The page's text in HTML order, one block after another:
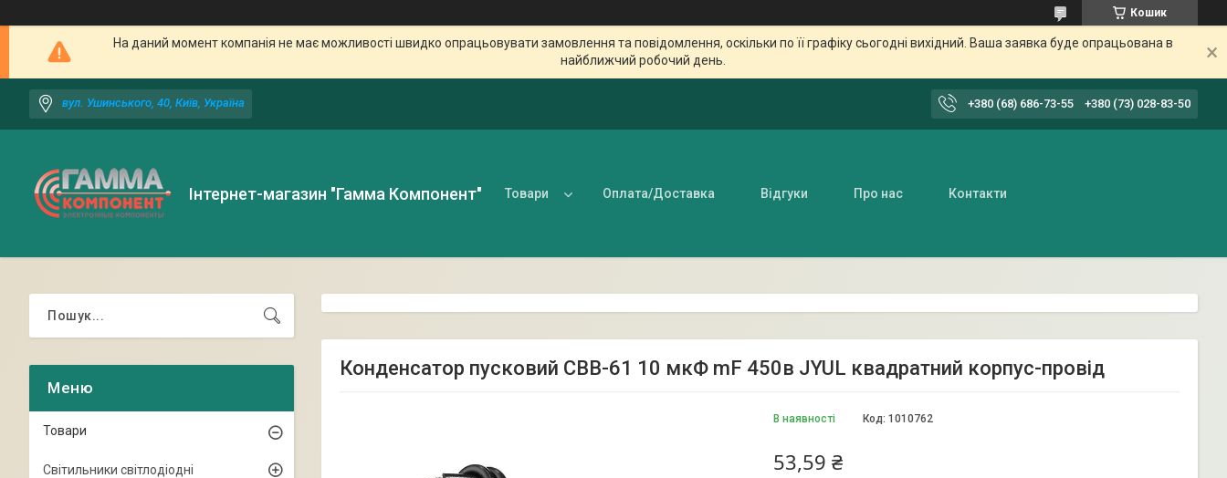
Кошик
На даний момент компанія не має можливості швидко опрацьовувати замовлення та повідомлення, оскільки по її графіку сьогодні вихідний. Ваша заявка буде опрацьована в
найближчий робочий день.
вул. Ушинського, 40, Київ, Україна +380 (68) 686-73-55 +380 (73) 028-83-50
Інтернет-магазин "Гамма Компонент" Товари Оплата/Доставка Відгуки Про нас Контакти
Конденсатор пусковий CBB-61 10 мкФ mF 450в JYUL квадратний корпус-провід
В наявності Код: 1010762
53,59 ₴
Товари
Світильники світлодіодні